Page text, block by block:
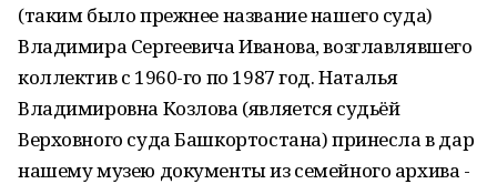
(таким было прежнее название нашего суда)
Владимира Сергеевича Иванова, возглавлявшего
коллектив с 1960-го по 1987 год. Наталья
Владимировна Козлова (является судьёй
Верховного суда Башкортостана) принесла в дар
нашему музею документы из семейного архива -